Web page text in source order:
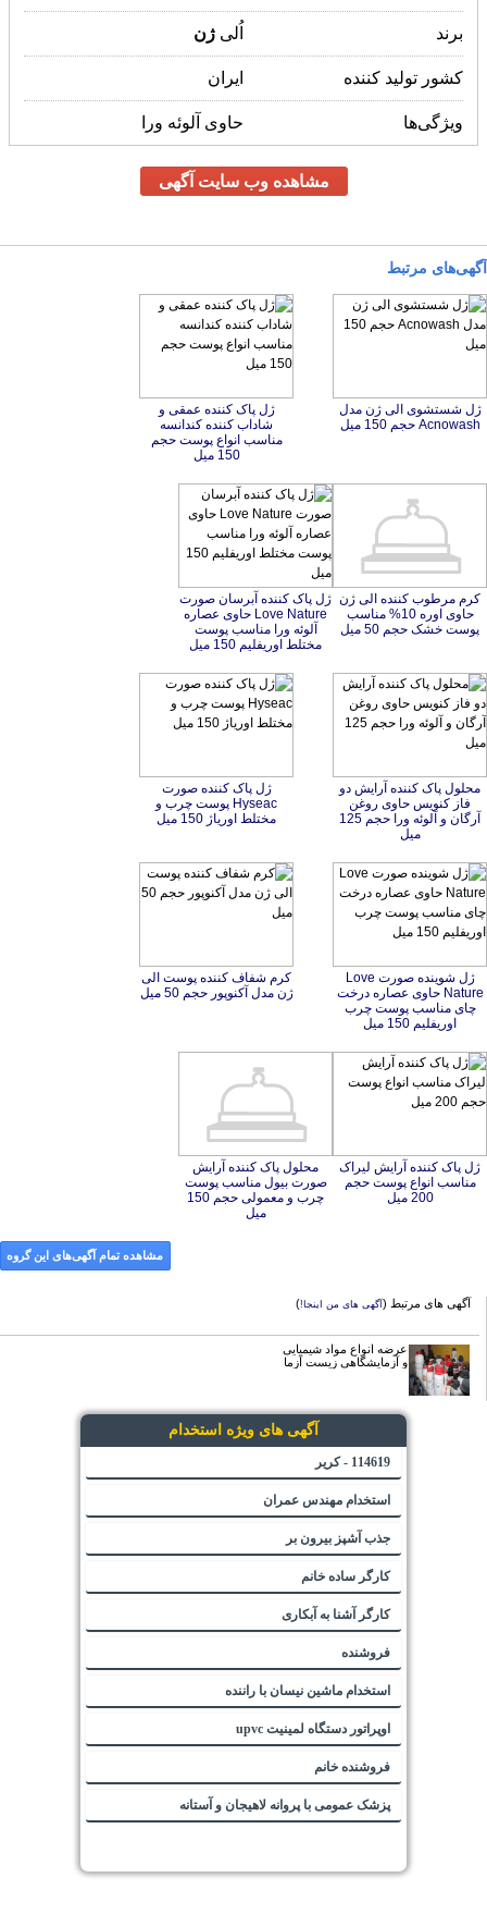
برند اُلی ژن
کشور تولید کننده ایران
ویژگی‌ها حاوی آلوئه ورا
مشاهده وب سایت آگهی
آگهی‌های مرتبط
ژل شستشوی الی ژن مدل
Acnowash حجم 150 میل
ژل پاک کننده عمقی و
شاداب کننده کندانسه
مناسب انواع پوست حجم
150 میل
کرم مرطوب کننده الی ژن
حاوی اوره 10% مناسب
پوست خشک حجم 50 میل
ژل پاک کننده آبرسان صورت
Love Nature حاوی عصاره
آلوئه ورا مناسب پوست
مختلط اوریفلیم 150 میل
محلول پاک کننده آرایش دو
فاز کنویس حاوی روغن
آرگان و آلوئه ورا حجم 125
میل
ژل پاک کننده صورت
Hyseac پوست چرب و
مختلط اوریاژ 150 میل
ژل شوینده صورت Love
Nature حاوی عصاره درخت
چای مناسب پوست چرب
اوریفلیم 150 میل
کرم شفاف کننده پوست الی
ژن مدل آکنوپور حجم 50 میل
ژل پاک کننده آرایش لیراک
مناسب انواع پوست حجم
200 میل
محلول پاک کننده آرایش
صورت بیول مناسب پوست‌
چرب و معمولی حجم 150
میل
مشاهده تمام آگهی‌های این گروه
آگهی های مرتبط (آگهی های من اینجا!)
عرضه انواع مواد شیمیایی
و آزمایشگاهی زیست آزما
آگهی های ویژه استخدام
114619 - کریر
استخدام مهندس عمران
جذب آشپز بیرون بر
کارگر ساده خانم
کارگر آشنا به آبکاری
فروشنده
استخدام ماشین نیسان با راننده
اوپراتور دستگاه لمینیت upvc
فروشنده خانم
پزشک عمومی با پروانه لاهیجان و آستانه